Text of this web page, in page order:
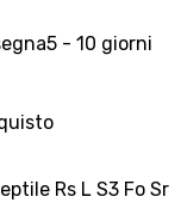
5 - 10 giorni
Rs L S3 Fo Sr